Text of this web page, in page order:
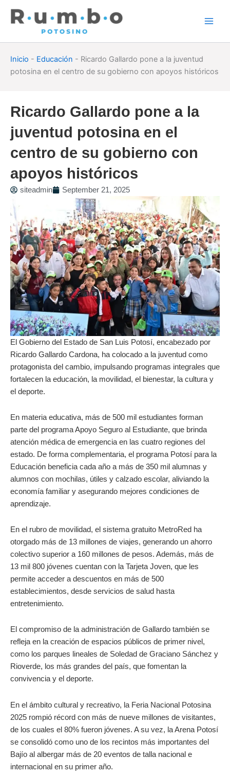
Inicio - Educación - Ricardo Gallardo pone a la juventud
potosina en el centro de su gobierno con apoyos históricos
Ricardo Gallardo pone a la
juventud potosina en el
centro de su gobierno con
apoyos históricos
siteadmin September 21, 2025
El Gobierno del Estado de San Luis Potosí, encabezado por
Ricardo Gallardo Cardona, ha colocado a la juventud como
protagonista del cambio, impulsando programas integrales que
fortalecen la educación, la movilidad, el bienestar, la cultura y
el deporte.
En materia educativa, más de 500 mil estudiantes forman
parte del programa Apoyo Seguro al Estudiante, que brinda
atención médica de emergencia en las cuatro regiones del
estado. De forma complementaria, el programa Potosí para la
Educación beneficia cada año a más de 350 mil alumnas y
alumnos con mochilas, útiles y calzado escolar, aliviando la
economía familiar y asegurando mejores condiciones de
aprendizaje.
En el rubro de movilidad, el sistema gratuito MetroRed ha
otorgado más de 13 millones de viajes, generando un ahorro
colectivo superior a 160 millones de pesos. Además, más de
13 mil 800 jóvenes cuentan con la Tarjeta Joven, que les
permite acceder a descuentos en más de 500
establecimientos, desde servicios de salud hasta
entretenimiento.
El compromiso de la administración de Gallardo también se
refleja en la creación de espacios públicos de primer nivel,
como los parques lineales de Soledad de Graciano Sánchez y
Rioverde, los más grandes del país, que fomentan la
convivencia y el deporte.
En el ámbito cultural y recreativo, la Feria Nacional Potosina
2025 rompió récord con más de nueve millones de visitantes,
de los cuales el 80% fueron jóvenes. A su vez, la Arena Potosí
se consolidó como uno de los recintos más importantes del
Bajío al albergar más de 20 eventos de talla nacional e
internacional en su primer año.